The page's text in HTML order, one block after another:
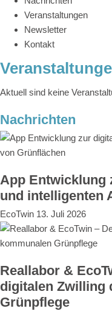
Veranstaltungen
Newsletter
Kontakt
Aktuell sind keine
Nachrichten
App Entwicklung
und intelligenten
EcoTwin 13. Juli 2026
Reallabor &
digitalen Zwilling
Grünpflege